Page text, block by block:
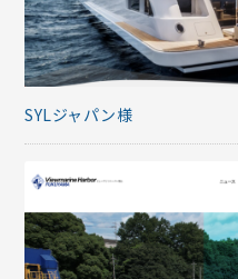
SYLジャパン様